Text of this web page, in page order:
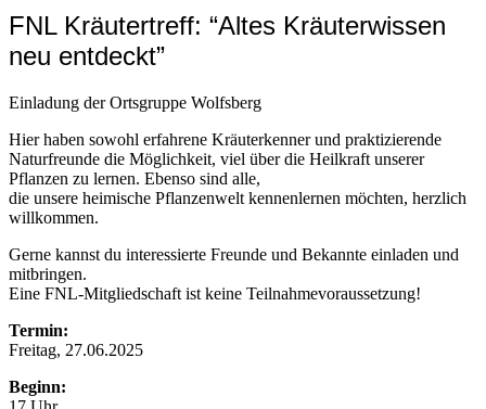
FNL Kräutertreff: “Altes Kräuterwissen
neu entdeckt”
Einladung der Ortsgruppe Wolfsberg
Hier haben sowohl erfahrene Kräuterkenner und praktizierende
Naturfreunde die Möglichkeit, viel über die Heilkraft unserer
Pflanzen zu lernen. Ebenso sind alle,
die unsere heimische Pflanzenwelt kennenlernen möchten, herzlich
willkommen.
Gerne kannst du interessierte Freunde und Bekannte einladen und
mitbringen.
Eine FNL-Mitgliedschaft ist keine Teilnahmevoraussetzung!
Termin:
Freitag, 27.06.2025
Beginn: